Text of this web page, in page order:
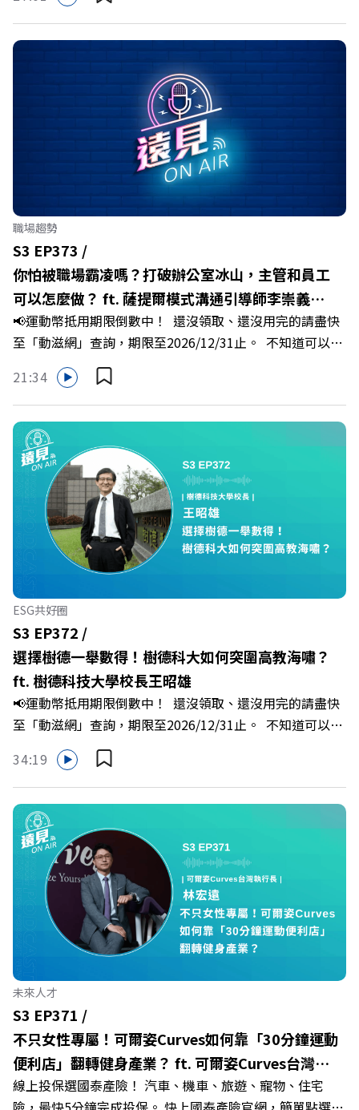
鄉子弟不僅能「回得來、留得下、活得好」，更為地方累積
迎向黃金十年的發展動能。 本集《遠見ON AIR》邀請嘉義
縣長翁章梁、立法委員蔡易餘、財信傳媒集團董事長謝金
河、紙風車劇團創辦人李永豐、以及嘉義縣人力發展所所長
許喻理。帶你深入剖析《嘉義被看見了》書中收錄的八年轉
型故事，讀懂這段洗天換地的歷程，並共同看見下一個黃金
十年的發展藍圖！ 🔺翁章梁縣長如何攜手團隊，在大牌林
立的科技版圖中搶先卡位亞創中心？🔺品牌如何雙重升級，
化傳統作物為高價值的精品品牌？🔺如何將自身的失敗學，
轉化為凝聚團隊與縣民認同感的力量？🔺在迎向黃金十年的
新局下，嘉義如何打造子弟能安心安居的未來？ 主持人／
遠見雜誌副社長兼遠見智庫總編輯 李建興 與談人／嘉義縣
縣長 翁章梁、立法委員 蔡易餘、財信傳媒集團董事長 謝金
河、紙風車劇團創辦人 李永豐、嘉義縣人力發展所所長 許
喻理+++++🎂歡慶遠見40歲生日！手速搶下破天荒的獨家
優惠>>>https://gvmkt.pse.is/9e5pbz✨關注《遠見》更多
的社群：LINE：https://reurl.cc/A4ELQpIG：
https://bit.ly/3AjBWNVYT：https://bit.ly/38jNi9k
職場趨勢
S3 EP373 /
你怕被職場霸凌嗎？打破辦公室冰山，主管和員工
可以怎麼做？ ft. 薩提爾模式溝通引導師李崇義、
謝佳芸
📢運動幣抵用期限倒數中！ 還沒領取、還沒用完的請盡快
至「動滋網」查詢，期限至2026/12/31止。 不知道可以在
哪裡使用嗎？ 上「動滋網」【合作店家】專區，全台五千
多家合作業者任你選，馬上來找適用地點！ ➡️
https://fstry.pse.is/9epct2 —— 以上為 FMTaiwan 與
Firstory Podcast 廣告 —— 你常在職場中感到焦慮、害怕
犯錯，甚至覺得自己正遭受不友善的對待或霸凌嗎？當工作
中的人際摩擦、怕輸怕失敗的緊繃感成為日常，我們不能只
是委屈討好或一味逃避，更需要學會看透人際互動底層的
「職場冰山」。 本集《遠見 ON AIR》邀請到薩提爾模式溝
通引導師、天下文化新書《透視職場冰山》作者李崇義與謝
佳芸老師，帶你透過「冰山理論」拆解職場上的對立與衝
突，學會用「好奇」代替「批判」。即使在變動快速的AI時
代，也能幫自己打造不被成敗輕易定義的強韌自我。 🔺 職
場衝突與霸凌從何而來？🔺 如何用「冰山對話」看穿主管
焦慮，將對立化為合作？🔺 怎麼做到「好奇少一點、批判
少一點」？🔺 面對AI時代的職涯焦慮，如何把自我價值打
分權拿回手裡？ +++++📓《透視職場冰山》新書介紹
>>>https://bookzone.cwgv.com.tw/book/BWL108🎂歡
慶遠見40歲生日！手速搶下破天荒的獨家優惠
>>>https://gvmkt.pse.is/9e5pbz✨關注《遠見》更多的社
群：LINE：https://reurl.cc/A4ELQpIG：
Powered by Firstory Hosting
21:34
ESG共好圈
S3 EP372 /
選擇樹德一舉數得！樹德科大如何突圍高教海嘯？
ft. 樹德科技大學校長王昭雄
📢運動幣抵用期限倒數中！ 還沒領取、還沒用完的請盡快
至「動滋網」查詢，期限至2026/12/31止。 不知道可以在
哪裡使用嗎？ 上「動滋網」【合作店家】專區，全台五千
多家合作業者任你選，馬上來找適用地點！ ➡️
https://fstry.pse.is/9epct2 —— 以上為 FMTaiwan 與
Firstory Podcast 廣告 —— 在少子化浪潮、私校面臨退場
海嘯的嚴峻考驗下，南台灣的技職學校該如何轉型突圍？
本集《遠見ON AIR》邀請到樹德科技大學校長王昭雄，帶
你解析樹德科大如何打造出兼顧學校永續發展與地方創生的
技職教育新典範！ 🔺如何從「傳統私校」轉型為「產學無
縫接軌者」？ 🔺AI如何深度賦能設計與人文學科學群？ 🔺
首創「菲律賓半導體專班」！驚豔科技界的國際精準育才
🔺一舉拿下4大USR專案！深耕地方的溫暖社會責任平台 主
持人／遠見雜誌副社長兼遠見智庫總編輯 李建興 與談人／
樹德科技大學校長 王昭雄 +++++ 🎂歡慶遠見40歲生日！手
速搶下破天荒的獨家優惠
>>>https://gvmkt.pse.is/9e5pbz ✨關注《遠見》更多的社
群： LINE：https://reurl.cc/A4ELQp IG：
https://bit.ly/3AjBWNV YT：https://bit.ly/38jNi9k
34:19
未來人才
S3 EP371 /
不只女性專屬！可爾姿Curves如何靠「30分鐘運動
便利店」翻轉健身產業？ ft. 可爾姿Curves台灣執
行長林宏遠
線上投保選國泰產險！ 汽車、機車、旅遊、寵物、住宅